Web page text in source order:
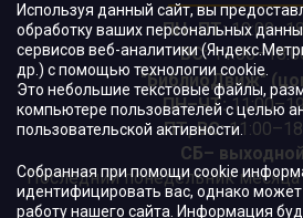
ПН–ПТ:
ВС:
"БиблиоДвиж"
ПН–ЧТ:
ПТ, ВС:
СБ– выходной
Последний понедельник
Используя данный сайт, вы
обработку ваших персональных
сервисов веб-аналитики
др.) с помощью технологии cookie.
Это небольшие текстовые файлы,
компьютере пользователей с целью
пользовательской активности.
Собранная при помощи cookie
идентифицировать вас, однако
работу нашего сайта. Информация